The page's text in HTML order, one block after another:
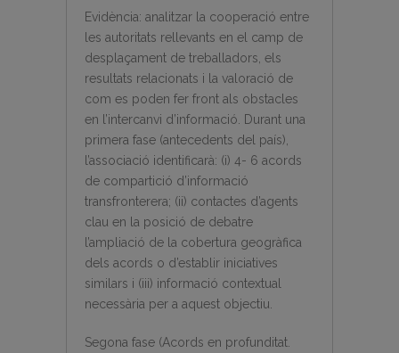
Evidència: analitzar la cooperació entre
les autoritats rellevants en el camp de
desplaçament de treballadors, els
resultats relacionats i la valoració de
com es poden fer front als obstacles
en l’intercanvi d’informació. Durant una
primera fase (antecedents del país),
l’associació identificarà: (i) 4- 6 acords
de compartició d’informació
transfronterera; (ii) contactes d’agents
clau en la posició de debatre
l’ampliació de la cobertura geogràfica
dels acords o d’establir iniciatives
similars i (iii) informació contextual
necessària per a aquest objectiu.
Segona fase (Acords en profunditat.